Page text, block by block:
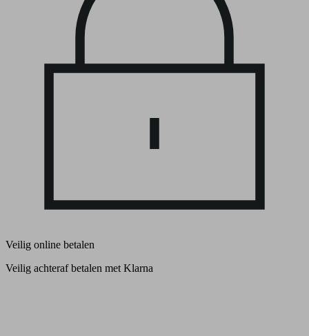
Veilig online betalen
Veilig achteraf betalen met Klarna